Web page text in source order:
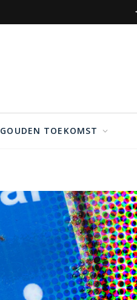
GOUDEN TOEKOMST